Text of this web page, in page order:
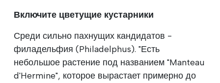
Включите цветущие кустарники
Среди сильно пахнущих кандидатов -
филадельфия (Philadelphus). "Есть
небольшое растение под названием "Manteau
d'Hermine", которое вырастает примерно до